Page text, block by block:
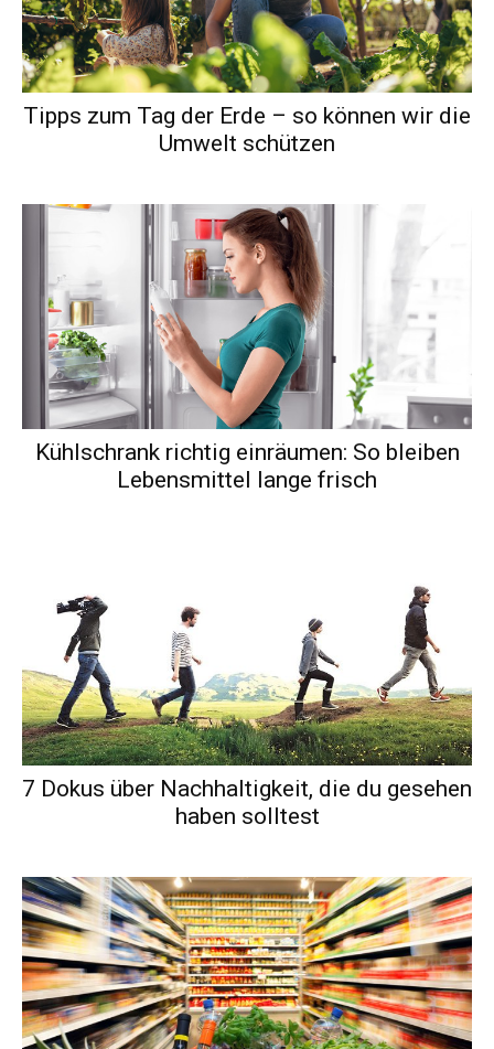
Tipps zum Tag der Erde – so können wir die
Umwelt schützen
Kühlschrank richtig einräumen: So bleiben
Lebensmittel lange frisch
7 Dokus über Nachhaltigkeit, die du gesehen
haben solltest